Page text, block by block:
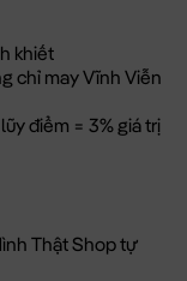
khiết
chỉ may Vĩnh Viễn
điểm = 3% giá trị
Thật Shop tự